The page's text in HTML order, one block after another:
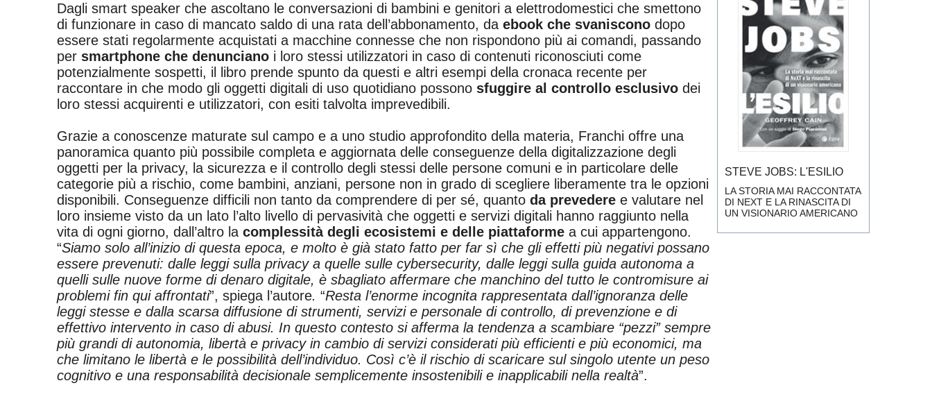
Dagli smart speaker che ascoltano le conversazioni di bambini e genitori a elettrodomestici che smettono
di funzionare in caso di mancato saldo di una rata dell’abbonamento, da ebook che svaniscono dopo
essere stati regolarmente acquistati a macchine connesse che non rispondono più ai comandi, passando
per smartphone che denunciano i loro stessi utilizzatori in caso di contenuti riconosciuti come
potenzialmente sospetti, il libro prende spunto da questi e altri esempi della cronaca recente per
raccontare in che modo gli oggetti digitali di uso quotidiano possono sfuggire al controllo esclusivo dei
loro stessi acquirenti e utilizzatori, con esiti talvolta imprevedibili.
Grazie a conoscenze maturate sul campo e a uno studio approfondito della materia, Franchi offre una
panoramica quanto più possibile completa e aggiornata delle conseguenze della digitalizzazione degli
oggetti per la privacy, la sicurezza e il controllo degli stessi delle persone comuni e in particolare delle
categorie più a rischio, come bambini, anziani, persone non in grado di scegliere liberamente tra le opzioni
disponibili. Conseguenze difficili non tanto da comprendere di per sé, quanto da prevedere e valutare nel
loro insieme visto da un lato l’alto livello di pervasività che oggetti e servizi digitali hanno raggiunto nella
vita di ogni giorno, dall’altro la complessità degli ecosistemi e delle piattaforme a cui appartengono.
“Siamo solo all’inizio di questa epoca, e molto è già stato fatto per far sì che gli effetti più negativi possano
essere prevenuti: dalle leggi sulla privacy a quelle sulle cybersecurity, dalle leggi sulla guida autonoma a
quelli sulle nuove forme di denaro digitale, è sbagliato affermare che manchino del tutto le contromisure ai
problemi fin qui affrontati”, spiega l’autore. “Resta l’enorme incognita rappresentata dall’ignoranza delle
leggi stesse e dalla scarsa diffusione di strumenti, servizi e personale di controllo, di prevenzione e di
effettivo intervento in caso di abusi. In questo contesto si afferma la tendenza a scambiare “pezzi” sempre
più grandi di autonomia, libertà e privacy in cambio di servizi considerati più efficienti e più economici, ma
che limitano le libertà e le possibilità dell’individuo. Così c’è il rischio di scaricare sul singolo utente un peso
cognitivo e una responsabilità decisionale semplicemente insostenibili e inapplicabili nella realtà”.
STEVE JOBS: L'ESILIO
LA STORIA MAI RACCONTATA
DI NEXT E LA RINASCITA DI
UN VISIONARIO AMERICANO